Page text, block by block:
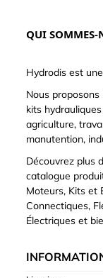
QUI SOMMES-
Hydrodis est
Nous
kits
agriculture,
manutention,
Découvrez plus
catalogue
Moteurs, Kits et
Connectiques,
Électriques et